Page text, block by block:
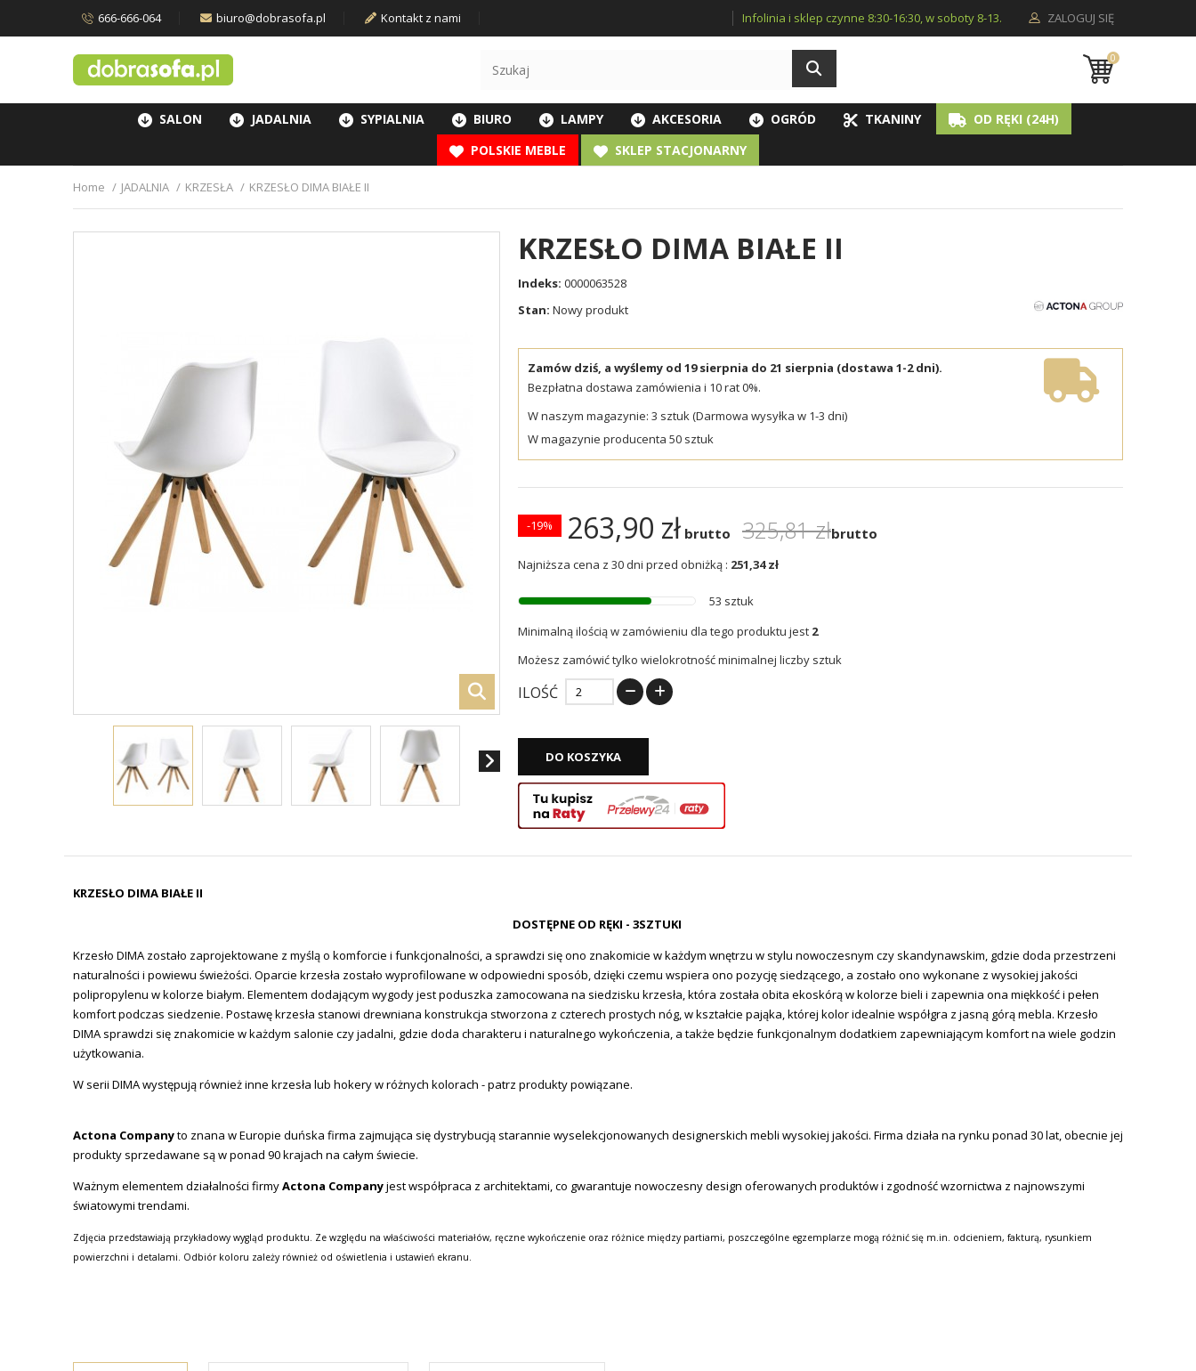
ZALOGUJ SIĘ
666-666-064 biuro@dobrasofa.pl Kontakt z nami Infolinia i sklep czynne 8:30-16:30, w soboty 8-13.
0
SALON JADALNIA SYPIALNIA BIURO LAMPY AKCESORIA OGRÓD TKANINY
OD RĘKI (24H)
POLSKIE MEBLE
SKLEP STACJONARNY
Home JADALNIA KRZESŁA KRZESŁO DIMA BIAŁE II
KRZESŁO DIMA BIAŁE II
Indeks: 0000063528
Stan: Nowy produkt
Zamów dziś, a wyślemy od 19 sierpnia do 21 sierpnia (dostawa 1-2 dni).
Bezpłatna dostawa zamówienia i 10 rat 0%.
W naszym magazynie: 3 sztuk (Darmowa wysyłka w 1-3 dni)
W magazynie producenta 50 sztuk
263,90 zł brutto 325,81 złbrutto
-19%
Najniższa cena z 30 dni przed obniżką : 251,34 zł
53 sztuk
Minimalną ilością w zamówieniu dla tego produktu jest 2
Możesz zamówić tylko wielokrotność minimalnej liczby sztuk
ILOŚĆ
DO KOSZYKA
KRZESŁO DIMA BIAŁE II
DOSTĘPNE OD RĘKI - 3SZTUKI
Krzesło DIMA zostało zaprojektowane z myślą o komforcie i funkcjonalności, a sprawdzi się ono znakomicie w każdym wnętrzu w stylu nowoczesnym czy skandynawskim, gdzie doda przestrzeni
naturalności i powiewu świeżości. Oparcie krzesła zostało wyprofilowane w odpowiedni sposób, dzięki czemu wspiera ono pozycję siedzącego, a zostało ono wykonane z wysokiej jakości
polipropylenu w kolorze białym. Elementem dodającym wygody jest poduszka zamocowana na siedzisku krzesła, która została obita ekoskórą w kolorze bieli i zapewnia ona miękkość i pełen
komfort podczas siedzenie. Postawę krzesła stanowi drewniana konstrukcja stworzona z czterech prostych nóg, w kształcie pająka, której kolor idealnie współgra z jasną górą mebla. Krzesło
DIMA sprawdzi się znakomicie w każdym salonie czy jadalni, gdzie doda charakteru i naturalnego wykończenia, a także będzie funkcjonalnym dodatkiem zapewniającym komfort na wiele godzin
użytkowania.
W serii DIMA występują również inne krzesła lub hokery w różnych kolorach - patrz produkty powiązane.
Actona Companyto znana w Europie duńska firma zajmująca się dystrybucją starannie wyselekcjonowanych designerskich mebli wysokiej jakości. Firma działa na rynku ponad 30 lat, obecnie jej
produkty sprzedawane są w ponad 90 krajach na całym świecie.
Ważnym elementem działalności firmyActona Companyjest współpraca z architektami, co gwarantuje nowoczesny design oferowanych produktów i zgodność wzornictwa z najnowszymi
światowymi trendami.
Zdjęcia przedstawiają przykładowy wygląd produktu. Ze względu na właściwości materiałów, ręczne wykończenie oraz różnice między partiami, poszczególne egzemplarze mogą różnić się m.in. odcieniem, fakturą, rysunkiem
powierzchni i detalami. Odbiór koloru zależy również od oświetlenia i ustawień ekranu.